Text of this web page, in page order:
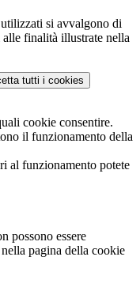
si avvalgono di
finalità illustrate nella
tutti i cookies
cookie consentire.
il funzionamento della
al funzionamento potete
possono essere
pagina della cookie